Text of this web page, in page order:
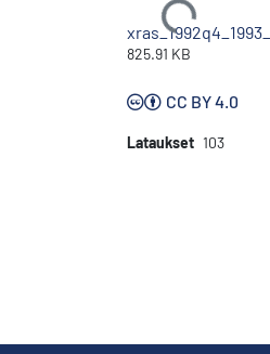
Ladataan...
825.91 KB
CC BY 4.0
Lataukset 103